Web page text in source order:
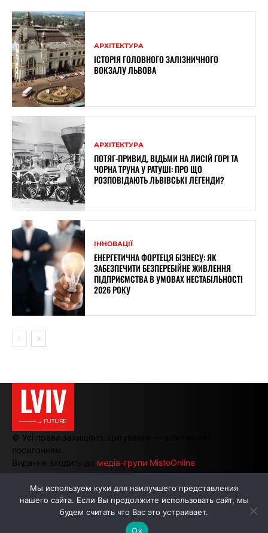
АРХІТЕКТУРА
ІСТОРІЯ ГОЛОВНОГО ЗАЛІЗНИЧНОГО
ВОКЗАЛУ ЛЬВОВА
АРХІТЕКТУРА
ПОТЯГ-ПРИВИД, ВІДЬМИ НА ЛИСІЙ ГОРІ ТА
ЧОРНА ТРУНА У РАТУШІ: ПРО ЩО
РОЗПОВІДАЮТЬ ЛЬВІВСЬКІ ЛЕГЕНДИ?
ІННОВАЦІЇ
ЕНЕРГЕТИЧНА ФОРТЕЦЯ БІЗНЕСУ: ЯК
ЗАБЕЗПЕЧИТИ БЕЗПЕРЕБІЙНЕ ЖИВЛЕННЯ
ПІДПРИЄМСТВА В УМОВАХ НЕСТАБІЛЬНОСТІ
2026 РОКУ
LVIV
———→ FUTURE
© Усі права захищено. Цитування — з активним
посиланням.
Видання входить до медіа-групи MistoOnline
АВТОРИ РЕКЛАМА НА САЙТІ
Мы используем куки для наилучшего представления
нашего сайта. Если Вы продолжите использовать сайт, мы
будем считать что Вас это устраивает.
Ок